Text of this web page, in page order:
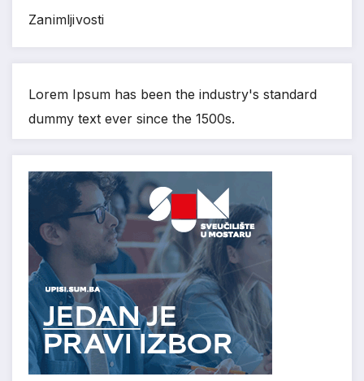
Zanimljivosti
Lorem Ipsum has been the industry's standard
dummy text ever since the 1500s.